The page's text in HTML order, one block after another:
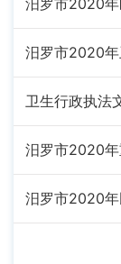
汨罗市2020
卫生行政执法